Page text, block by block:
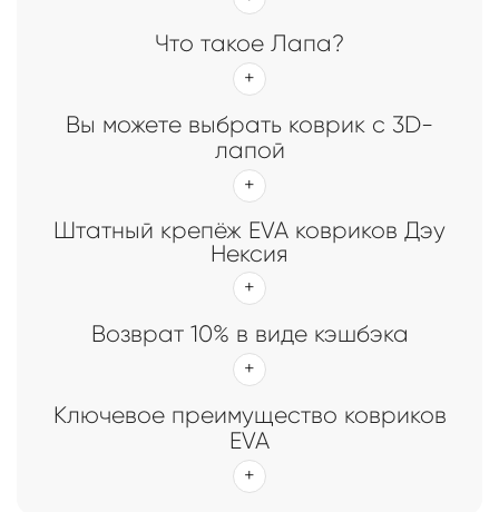
Что такое Лапа?
Вы можете выбрать коврик с 3D-
лапой
Штатный крепёж EVA ковриков Дэу
Нексия
Возврат 10% в виде кэшбэка
Ключевое преимущество ковриков
EVA